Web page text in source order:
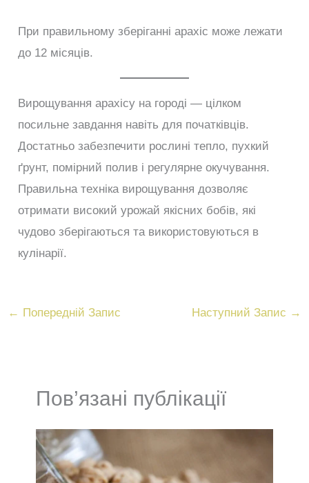
При правильному зберіганні арахіс може лежати
до 12 місяців.
Вирощування арахісу на городі — цілком
посильне завдання навіть для початківців.
Достатньо забезпечити рослині тепло, пухкий
ґрунт, помірний полив і регулярне окучування.
Правильна техніка вирощування дозволяє
отримати високий урожай якісних бобів, які
чудово зберігаються та використовуються в
кулінарії.
← Попередній Запис Наступний Запис →
Пов’язані публікації